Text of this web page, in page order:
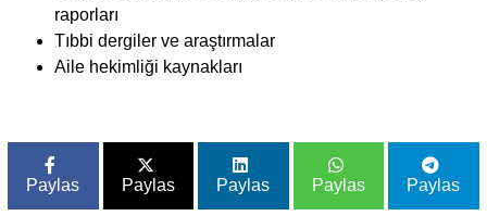
raporları
Tıbbi dergiler ve araştırmalar
Aile hekimliği kaynakları
Paylas Paylas Paylas Paylas Paylas